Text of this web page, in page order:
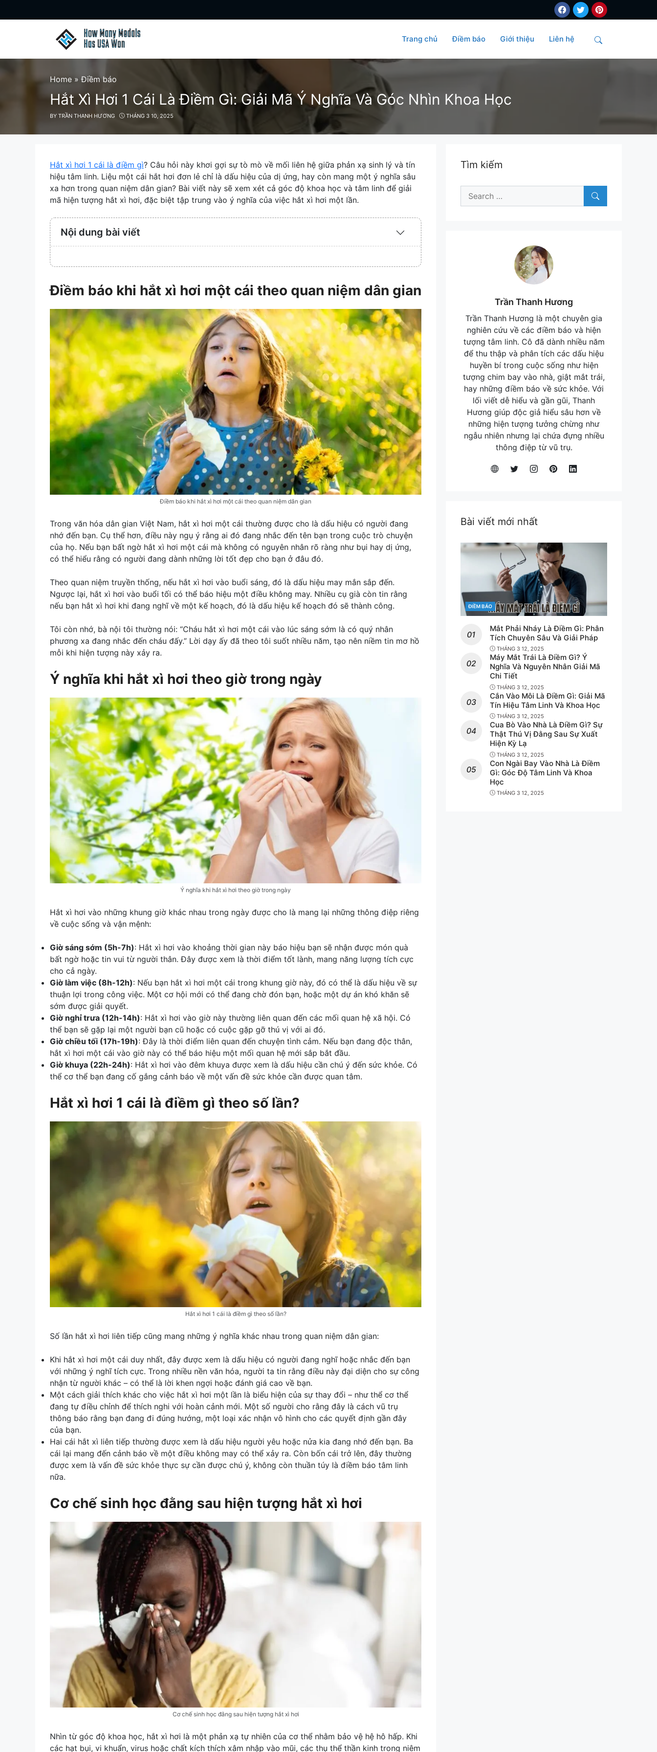
to
Trang chủ Điềm báo Giới thiệu Liên hệ Search
Home »Điềm báo
Hắt Xì Hơi 1 Cái Là Điềm Gì: Giải Mã Ý Nghĩa Và Góc Nhìn Khoa Học
BY TRẦN THANH HƯƠNG THÁNG 3 10, 2025
Hắt xì hơi 1 cái là điềm gì? Câu hỏi này khơi gợi sự tò mò về mối liên hệ giữa phản xạ sinh lý và tín
hiệu tâm linh. Liệu một cái hắt hơi đơn lẻ chỉ là dấu hiệu của dị ứng, hay còn mang một ý nghĩa sâu
xa hơn trong quan niệm dân gian? Bài viết này sẽ xem xét cả góc độ khoa học và tâm linh để giải
mã hiện tượng hắt xì hơi, đặc biệt tập trung vào ý nghĩa của việc hắt xì hơi một lần.
Nội dung bài viết
Expand
Collapse
Điềm báo khi hắt xì hơi một cái theo quan niệm dân gian
Điềm báo khi hắt xì hơi một cái theo quan niệm dân gian
Trong văn hóa dân gian Việt Nam, hắt xì hơi một cái thường được cho là dấu hiệu có người đang
nhớ đến bạn. Cụ thể hơn, điều này ngụ ý rằng ai đó đang nhắc đến tên bạn trong cuộc trò chuyện
của họ. Nếu bạn bất ngờ hắt xì hơi một cái mà không có nguyên nhân rõ ràng như bụi hay dị ứng,
có thể hiểu rằng có người đang dành những lời tốt đẹp cho bạn ở đâu đó.
Theo quan niệm truyền thống, nếu hắt xì hơi vào buổi sáng, đó là dấu hiệu may mắn sắp đến.
Ngược lại, hắt xì hơi vào buổi tối có thể báo hiệu một điều không may. Nhiều cụ già còn tin rằng
nếu bạn hắt xì hơi khi đang nghĩ về một kế hoạch, đó là dấu hiệu kế hoạch đó sẽ thành công.
Tôi còn nhớ, bà nội tôi thường nói: “Cháu hắt xì hơi một cái vào lúc sáng sớm là có quý nhân
phương xa đang nhắc đến cháu đấy.” Lời dạy ấy đã theo tôi suốt nhiều năm, tạo nên niềm tin mơ hồ
mỗi khi hiện tượng này xảy ra.
Ý nghĩa khi hắt xì hơi theo giờ trong ngày
Ý nghĩa khi hắt xì hơi theo giờ trong ngày
Hắt xì hơi vào những khung giờ khác nhau trong ngày được cho là mang lại những thông điệp riêng
về cuộc sống và vận mệnh:
Giờ sáng sớm (5h-7h): Hắt xì hơi vào khoảng thời gian này báo hiệu bạn sẽ nhận được món quà
bất ngờ hoặc tin vui từ người thân. Đây được xem là thời điểm tốt lành, mang năng lượng tích cực
cho cả ngày.
Giờ làm việc (8h-12h): Nếu bạn hắt xì hơi một cái trong khung giờ này, đó có thể là dấu hiệu về sự
thuận lợi trong công việc. Một cơ hội mới có thể đang chờ đón bạn, hoặc một dự án khó khăn sẽ
sớm được giải quyết.
Giờ nghỉ trưa (12h-14h): Hắt xì hơi vào giờ này thường liên quan đến các mối quan hệ xã hội. Có
thể bạn sẽ gặp lại một người bạn cũ hoặc có cuộc gặp gỡ thú vị với ai đó.
Giờ chiều tối (17h-19h): Đây là thời điểm liên quan đến chuyện tình cảm. Nếu bạn đang độc thân,
hắt xì hơi một cái vào giờ này có thể báo hiệu một mối quan hệ mới sắp bắt đầu.
Giờ khuya (22h-24h): Hắt xì hơi vào đêm khuya được xem là dấu hiệu cần chú ý đến sức khỏe. Có
thể cơ thể bạn đang cố gắng cảnh báo về một vấn đề sức khỏe cần được quan tâm.
Hắt xì hơi 1 cái là điềm gì theo số lần?
Hắt xì hơi 1 cái là điềm gì theo số lần?
Số lần hắt xì hơi liên tiếp cũng mang những ý nghĩa khác nhau trong quan niệm dân gian:
Khi hắt xì hơi một cái duy nhất, đây được xem là dấu hiệu có người đang nghĩ hoặc nhắc đến bạn
với những ý nghĩ tích cực. Trong nhiều nền văn hóa, người ta tin rằng điều này đại diện cho sự công
nhận từ người khác – có thể là lời khen ngợi hoặc đánh giá cao về bạn.
Một cách giải thích khác cho việc hắt xì hơi một lần là biểu hiện của sự thay đổi – như thể cơ thể
đang tự điều chỉnh để thích nghi với hoàn cảnh mới. Một số người cho rằng đây là cách vũ trụ
thông báo rằng bạn đang đi đúng hướng, một loại xác nhận vô hình cho các quyết định gần đây
của bạn.
Hai cái hắt xì liên tiếp thường được xem là dấu hiệu người yêu hoặc nửa kia đang nhớ đến bạn. Ba
cái lại mang đến cảnh báo về một điều không may có thể xảy ra. Còn bốn cái trở lên, đây thường
được xem là vấn đề sức khỏe thực sự cần được chú ý, không còn thuần túy là điềm báo tâm linh
nữa.
Cơ chế sinh học đằng sau hiện tượng hắt xì hơi
Cơ chế sinh học đằng sau hiện tượng hắt xì hơi
Nhìn từ góc độ khoa học, hắt xì hơi là một phản xạ tự nhiên của cơ thể nhằm bảo vệ hệ hô hấp. Khi
các hạt bụi, vi khuẩn, virus hoặc chất kích thích xâm nhập vào mũi, các thụ thể thần kinh trong niêm
Tìm kiếm
Search
Trần Thanh Hương
Trần Thanh Hương là một chuyên gia
nghiên cứu về các điềm báo và hiện
tượng tâm linh. Cô đã dành nhiều năm
để thu thập và phân tích các dấu hiệu
huyền bí trong cuộc sống như hiện
tượng chim bay vào nhà, giật mắt trái,
hay những điềm báo về sức khỏe. Với
lối viết dễ hiểu và gần gũi, Thanh
Hương giúp độc giả hiểu sâu hơn về
những hiện tượng tưởng chừng như
ngẫu nhiên nhưng lại chứa đựng nhiều
thông điệp từ vũ trụ.
Bài viết mới nhất
CATEGORIES
ĐIỀM BÁO
Mắt Phải Nháy Là Điềm Gì: Phân
Tích Chuyên Sâu Và Giải Pháp
THÁNG 3 12, 2025
Máy Mắt Trái Là Điềm Gì? Ý
Nghĩa Và Nguyên Nhân Giải Mã
Chi Tiết
THÁNG 3 12, 2025
Cắn Vào Môi Là Điềm Gì: Giải Mã
Tín Hiệu Tâm Linh Và Khoa Học
THÁNG 3 12, 2025
Cua Bò Vào Nhà Là Điềm Gì? Sự
Thật Thú Vị Đằng Sau Sự Xuất
Hiện Kỳ Lạ
THÁNG 3 12, 2025
Con Ngài Bay Vào Nhà Là Điềm
Gì: Góc Độ Tâm Linh Và Khoa
Học
THÁNG 3 12, 2025